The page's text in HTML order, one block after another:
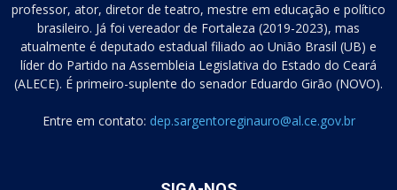
professor, ator, diretor de teatro, mestre em educação e político
brasileiro. Já foi vereador de Fortaleza (2019-2023), mas
atualmente é deputado estadual filiado ao União Brasil (UB) e
líder do Partido na Assembleia Legislativa do Estado do Ceará
(ALECE). É primeiro-suplente do senador Eduardo Girão (NOVO).
Entre em contato: dep.sargentoreginauro@al.ce.gov.br